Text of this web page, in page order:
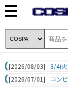
[2026/08/03]
8/4(
[2026/07/01]
コン